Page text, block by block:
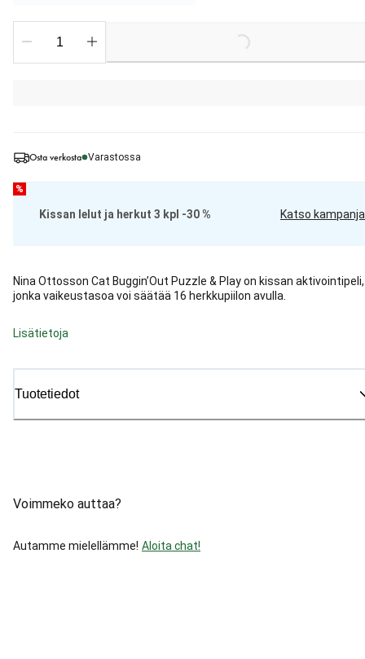
Osta verkosta Varastossa
%
Kissan lelut ja herkut 3 kpl -30 % Katso kampanja
Nina Ottosson Cat Buggin’Out Puzzle & Play on kissan aktivointipeli,
jonka vaikeustasoa voi säätää 16 herkkupiilon avulla.
Lisätietoja
Tuotetiedot
Voimmeko auttaa?
Autamme mielellämme! Aloita chat!
Loading...